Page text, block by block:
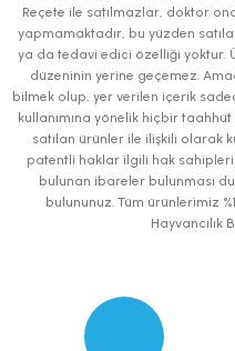
Ürün resmi kalitesiz, bozuk veya
Ürün açıklamasında eksik bilgiler
Ürün bilgilerinde hatalar
Ürün fiyatı diğer sitelerden daha
Bu ürüne benzer farklı
Reçete ile satılmazlar, doktor
yapmamaktadır, bu yüzden
ya da tedavi edici özelliği yoktur.
düzeninin yerine geçemez.
bilmek olup, yer verilen içerik
kullanımına yönelik hiçbir
satılan ürünler ile ilişkili olarak
patentli haklar ilgili hak
bulunan ibareler bulunması
bulununuz. Tüm ürünlerimiz
Hayvancılık